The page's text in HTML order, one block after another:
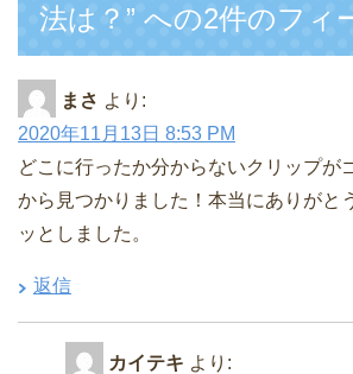
法は？” への2件のフィ
まさ より:
2020年11月13日 8:53 PM
どこに行ったか分からないクリップが
から見つかりました！本当にありがと
ッとしました。
返信
カイテキ より: